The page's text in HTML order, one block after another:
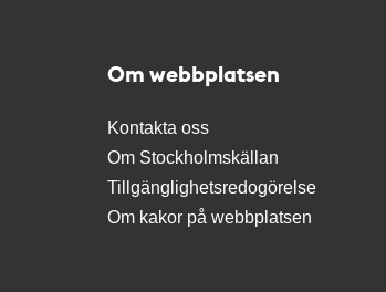
Om webbplatsen
Kontakta oss
Om Stockholmskällan
Tillgänglighetsredogörelse
Om kakor på webbplatsen